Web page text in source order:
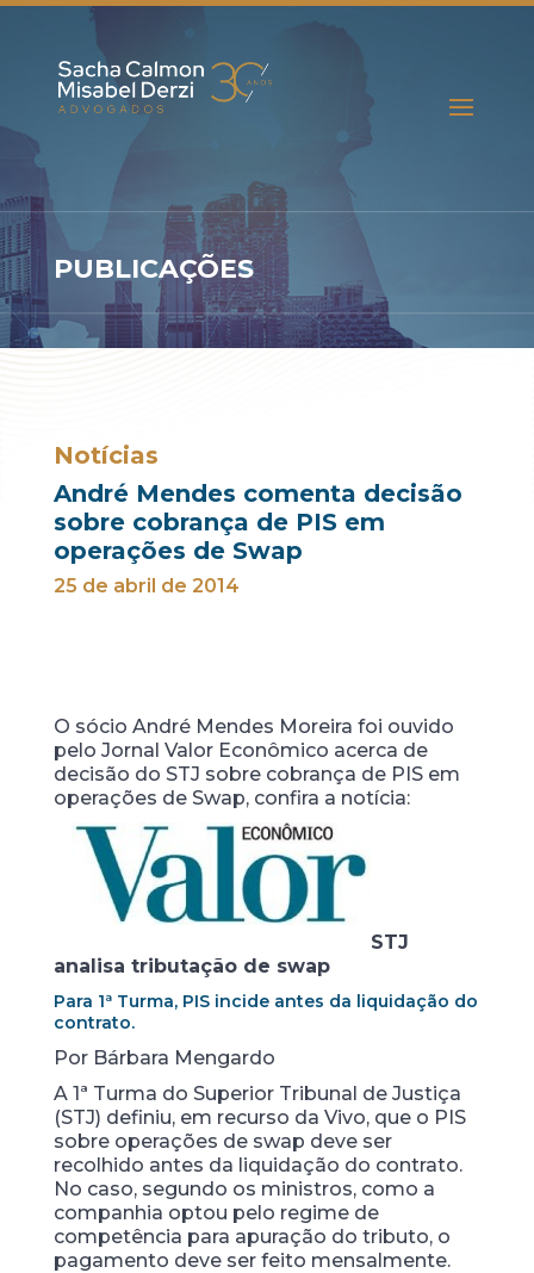
PUBLICAÇÕES
Notícias
André Mendes comenta decisão
sobre cobrança de PIS em
operações de Swap
25 de abril de 2014
O sócio André Mendes Moreira foi ouvido
pelo Jornal Valor Econômico acerca de
decisão do STJ sobre cobrança de PIS em
operações de Swap, confira a notícia:
STJ
analisa tributação de swap
Para 1ª Turma, PIS incide antes da liquidação do
contrato.
Por Bárbara Mengardo
A 1ª Turma do Superior Tribunal de Justiça
(STJ) definiu, em recurso da Vivo, que o PIS
sobre operações de swap deve ser
recolhido antes da liquidação do contrato.
No caso, segundo os ministros, como a
companhia optou pelo regime de
competência para apuração do tributo, o
pagamento deve ser feito mensalmente.